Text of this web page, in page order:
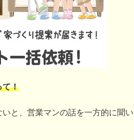
て！
と、営業マンの話を一方的に聞い